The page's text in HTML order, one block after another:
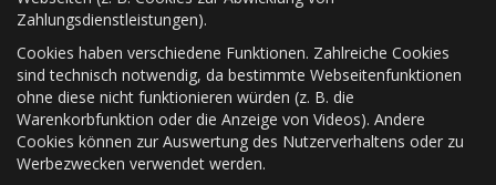
Zahlungsdienstleistungen).
Cookies haben verschiedene Funktionen. Zahlreiche Cookies
sind technisch notwendig, da bestimmte Webseitenfunktionen
ohne diese nicht funktionieren würden (z. B. die
Warenkorbfunktion oder die Anzeige von Videos). Andere
Cookies können zur Auswertung des Nutzerverhaltens oder zu
Werbezwecken verwendet werden.